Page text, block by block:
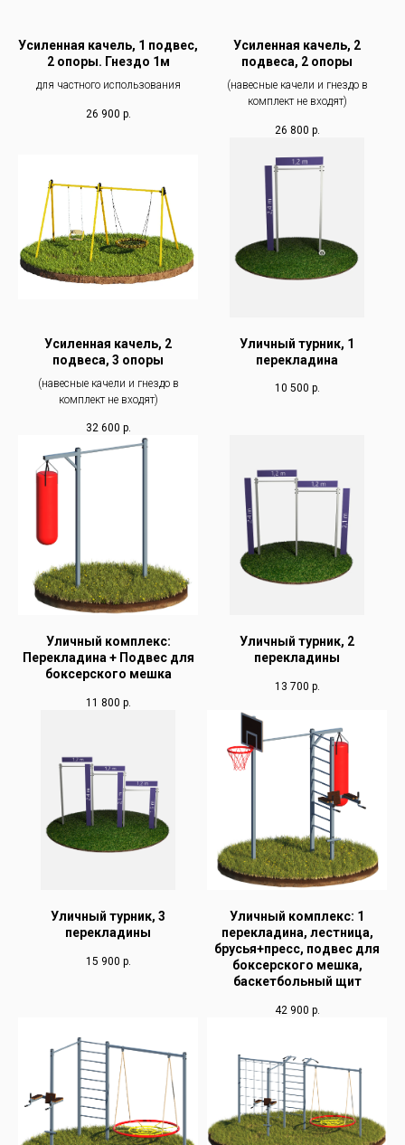
Усиленная качель, 1 подвес,
2 опоры. Гнездо 1м
для частного использования
26 900 р.
Усиленная качель, 2
подвеса, 2 опоры
(навесные качели и гнездо в
комплект не входят)
26 800 р.
Усиленная качель, 2
подвеса, 3 опоры
(навесные качели и гнездо в
комплект не входят)
32 600 р.
Уличный турник, 1
перекладина
10 500 р.
Уличный комплекс:
Перекладина + Подвес для
боксерского мешка
11 800 р.
Уличный турник, 2
перекладины
13 700 р.
Уличный турник, 3
перекладины
15 900 р.
Уличный комплекс: 1
перекладина, лестница,
брусья+пресс, подвес для
боксерского мешка,
баскетбольный щит
42 900 р.